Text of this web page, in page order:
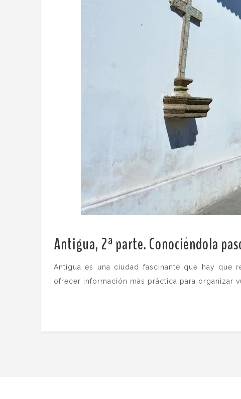
Antigua, 2ª parte. Conociéndola
Antigua es una ciudad fascinante que hay que
ofrecer información más práctica para organizar